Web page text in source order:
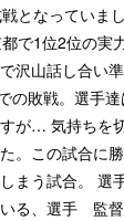
となっていま
で1位2位の実
沢山話し合い
の敗戦。選手
が… 気持ちを
。この試合に
まう試合。 選
いる、選手 監